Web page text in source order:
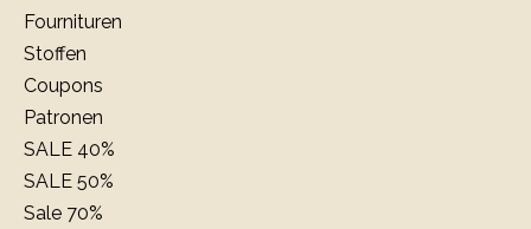
Fournituren
Stoffen
Coupons
Patronen
SALE 40%
SALE 50%
Sale 70%